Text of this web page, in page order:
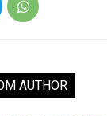
AUTHOR